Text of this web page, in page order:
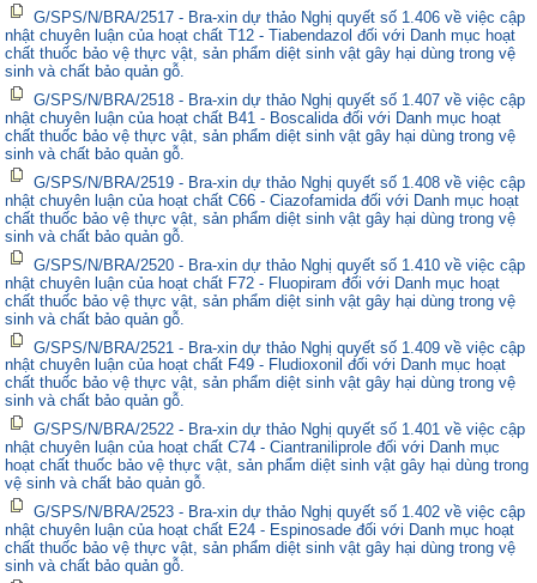
G/SPS/N/BRA/2517 - Bra-xin dự thảo Nghị quyết số 1.406 về việc cập
nhật chuyên luận của hoạt chất T12 - Tiabendazol đối với Danh mục hoạt
chất thuốc bảo vệ thực vật, sản phẩm diệt sinh vật gây hại dùng trong vệ
sinh và chất bảo quản gỗ.
G/SPS/N/BRA/2518 - Bra-xin dự thảo Nghị quyết số 1.407 về việc cập
nhật chuyên luận của hoạt chất B41 - Boscalida đối với Danh mục hoạt
chất thuốc bảo vệ thực vật, sản phẩm diệt sinh vật gây hại dùng trong vệ
sinh và chất bảo quản gỗ.
G/SPS/N/BRA/2519 - Bra-xin dự thảo Nghị quyết số 1.408 về việc cập
nhật chuyên luận của hoạt chất C66 - Ciazofamida đối với Danh mục hoạt
chất thuốc bảo vệ thực vật, sản phẩm diệt sinh vật gây hại dùng trong vệ
sinh và chất bảo quản gỗ.
G/SPS/N/BRA/2520 - Bra-xin dự thảo Nghị quyết số 1.410 về việc cập
nhật chuyên luận của hoạt chất F72 - Fluopiram đối với Danh mục hoạt
chất thuốc bảo vệ thực vật, sản phẩm diệt sinh vật gây hại dùng trong vệ
sinh và chất bảo quản gỗ.
G/SPS/N/BRA/2521 - Bra-xin dự thảo Nghị quyết số 1.409 về việc cập
nhật chuyên luận của hoạt chất F49 - Fludioxonil đối với Danh mục hoạt
chất thuốc bảo vệ thực vật, sản phẩm diệt sinh vật gây hại dùng trong vệ
sinh và chất bảo quản gỗ.
G/SPS/N/BRA/2522 - Bra-xin dự thảo Nghị quyết số 1.401 về việc cập
nhật chuyên luận của hoạt chất C74 - Ciantraniliprole đối với Danh mục
hoạt chất thuốc bảo vệ thực vật, sản phẩm diệt sinh vật gây hại dùng trong
vệ sinh và chất bảo quản gỗ.
G/SPS/N/BRA/2523 - Bra-xin dự thảo Nghị quyết số 1.402 về việc cập
nhật chuyên luận của hoạt chất E24 - Espinosade đối với Danh mục hoạt
chất thuốc bảo vệ thực vật, sản phẩm diệt sinh vật gây hại dùng trong vệ
sinh và chất bảo quản gỗ.